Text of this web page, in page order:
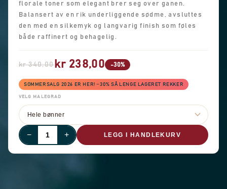
florale toner som elegant brer seg over ganen.
Balansert av en rik underliggende sødme, avsluttes
den med en silkemyk og langvarig finish som føles
både raffinert og behagelig.
kr 340,00kr 238,00 -30%
SOMMERSALG 2026 ER HER! −30% SÅ LENGE LAGERET REKKER
VELG MALEGRAD
− + LEGG I HANDLEKURV